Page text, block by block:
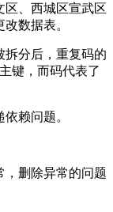
区、西城区宣武区
数据表。
拆分后，重复码的
键，而码代表了
赖问题。
，删除异常的问题